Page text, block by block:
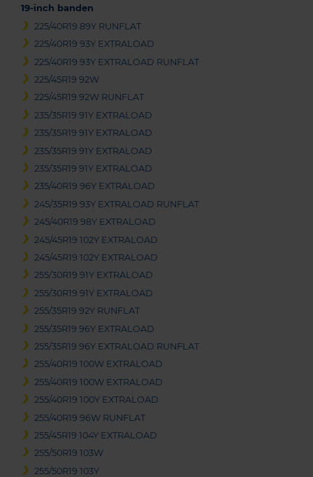
19-inch banden
225/40R19 89Y RUNFLAT
225/40R19 93Y EXTRALOAD
225/40R19 93Y EXTRALOAD RUNFLAT
225/45R19 92W
225/45R19 92W RUNFLAT
235/35R19 91Y EXTRALOAD
235/35R19 91Y EXTRALOAD
235/35R19 91Y EXTRALOAD
235/35R19 91Y EXTRALOAD
235/40R19 96Y EXTRALOAD
245/35R19 93Y EXTRALOAD RUNFLAT
245/40R19 98Y EXTRALOAD
245/45R19 102Y EXTRALOAD
245/45R19 102Y EXTRALOAD
255/30R19 91Y EXTRALOAD
255/30R19 91Y EXTRALOAD
255/35R19 92Y RUNFLAT
255/35R19 96Y EXTRALOAD
255/35R19 96Y EXTRALOAD RUNFLAT
255/40R19 100W EXTRALOAD
255/40R19 100W EXTRALOAD
255/40R19 100Y EXTRALOAD
255/40R19 96W RUNFLAT
255/45R19 104Y EXTRALOAD
255/50R19 103W
255/50R19 103Y